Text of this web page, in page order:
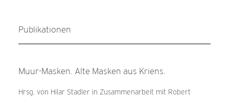
Publikationen
Muur-Masken. Alte Masken aus Kriens.
Hrsg. von Hilar Stadler in Zusammenarbeit mit Robert